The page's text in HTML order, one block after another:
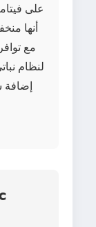
على
أنها
مع
لنظام
إضافة